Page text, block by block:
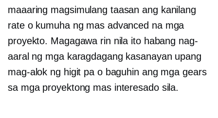
maaaring magsimulang taasan ang kanilang
rate o kumuha ng mas advanced na mga
proyekto. Magagawa rin nila ito habang nag-
aaral ng mga karagdagang kasanayan upang
mag-alok ng higit pa o baguhin ang mga gears
sa mga proyektong mas interesado sila.